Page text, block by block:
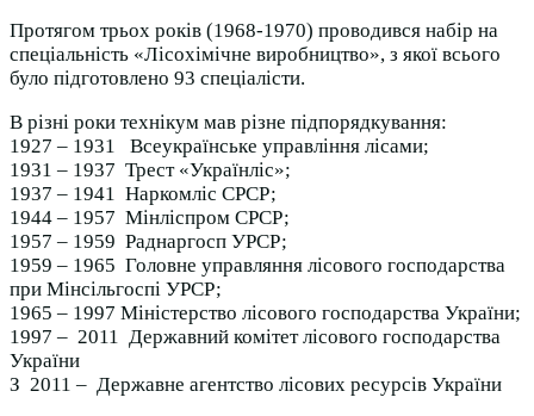
Протягом трьох років (1968-1970) проводився набір на
спеціальність «Лісохімічне виробництво», з якої всього
було підготовлено 93 спеціалісти.
В різні роки технікум мав різне підпорядкування:
1927 – 1931 Всеукраїнське управління лісами;
1931 – 1937 Трест «Українліс»;
1937 – 1941 Наркомліс СРСР;
1944 – 1957 Мінліспром СРСР;
1957 – 1959 Раднаргосп УРСР;
1959 – 1965 Головне управляння лісового господарства
при Мінсільгоспі УРСР;
1965 – 1997 Міністерство лісового господарства України;
1997 – 2011 Державний комітет лісового господарства
України
З 2011 – Державне агентство лісових ресурсів України